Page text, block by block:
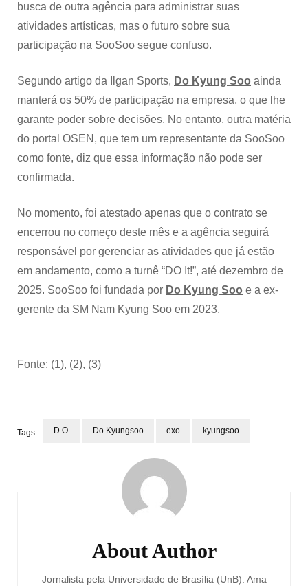
agência
busca de outra agência para administrar suas
atividades artísticas, mas o futuro sobre sua
participação na SooSoo segue confuso.
Segundo artigo da Ilgan Sports, Do Kyung Soo ainda
manterá os 50% de participação na empresa, o que lhe
garante poder sobre decisões. No entanto, outra matéria
do portal OSEN, que tem um representante da SooSoo
como fonte, diz que essa informação não pode ser
confirmada.
No momento, foi atestado apenas que o contrato se
encerrou no começo deste mês e a agência seguirá
responsável por gerenciar as atividades que já estão
em andamento, como a turnê “DO It!”, até dezembro de
2025. SooSoo foi fundada por Do Kyung Soo e a ex-
gerente da SM Nam Kyung Soo em 2023.
Fonte: (1), (2), (3)
Tags: D.O. Do Kyungsoo exo kyungsoo
About Author
Jornalista pela Universidade de Brasília (UnB). Ama